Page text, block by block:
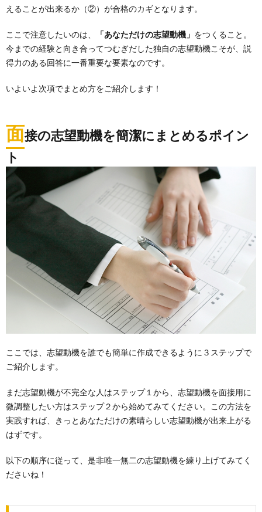
えることが出来るか（②）が合格のカギとなります。
ここで注意したいのは、 「あなただけの志望動機」 をつくること。
今までの経験と向き合ってつむぎだした独自の志望動機こそが、説
得力のある回答に一番重要な要素なのです。
いよいよ次項でまとめ方をご紹介します！
面接の志望動機を簡潔にまとめるポイン
ト
ここでは、志望動機を誰でも簡単に作成できるように３ステップで
ご紹介します。
まだ志望動機が不完全な人はステップ１から、志望動機を面接用に
微調整したい方はステップ２から始めてみてください。この方法を
実践すれば、きっとあなただけの素晴らしい志望動機が出来上がる
はずです。
以下の順序に従って、是非唯一無二の志望動機を練り上げてみてく
ださいね！